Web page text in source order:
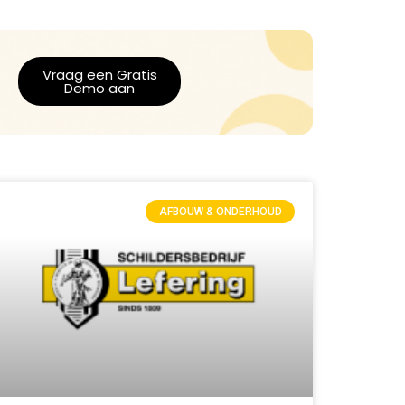
Vraag een Gratis
Demo aan
AFBOUW & ONDERHOUD